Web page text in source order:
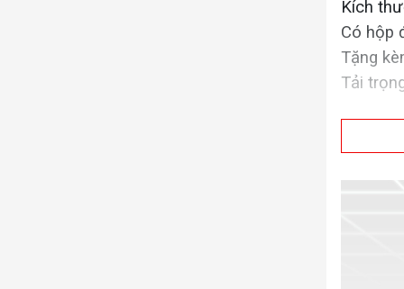
Kích
Có hộp
Tặng
Tải